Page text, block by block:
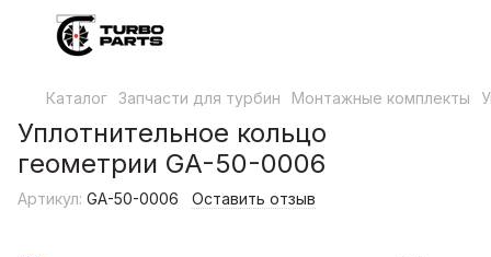
Каталог Запчасти для турбин Монтажные комплекты
Уплотнительное кольцо
геометрии GA-50-0006
Артикул: GA-50-0006 Оставить отзыв